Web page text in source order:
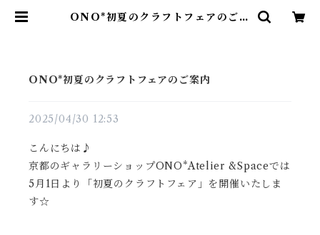
ONO*初夏のクラフトフェアのご案
ONO*初夏のクラフトフェアのご案内
2025/04/30 12:53
こんにちは♪
京都のギャラリーショップONO*Atelier &Spaceでは
5月1日より「初夏のクラフトフェア」を開催いたしま
す☆